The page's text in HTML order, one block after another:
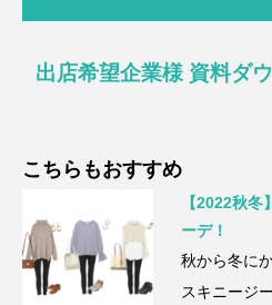
出店希望企業様 資料ダ
こちらもおすすめ
【2022秋
ーデ！
秋から冬に
スキニージ